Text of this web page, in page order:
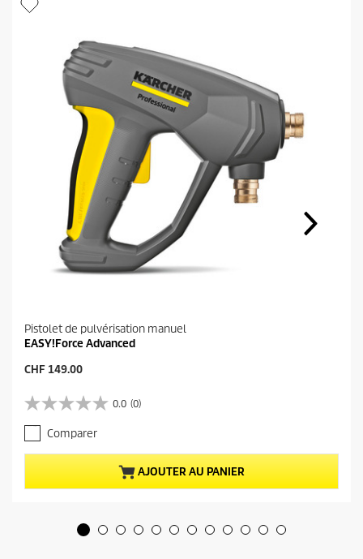
é
Pistolet de pulvérisation manuel
EASY!Force Advanced
P
i
x
a
c
t
u
e
CHF 149.00
0.0 (0)
0
.
0
s
u
r
Comparer
AJOUTER AU PANIER